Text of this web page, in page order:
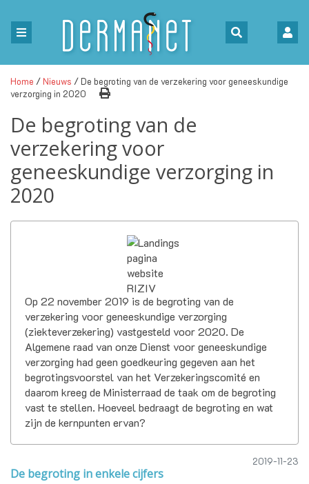
Home /Nieuws / De begroting van de verzekering voor geneeskundige
verzorging in 2020
De begroting van de
verzekering voor
geneeskundige verzorging in
2020
Op 22 november 2019 is de begroting van de
verzekering voor geneeskundige verzorging
(ziekteverzekering) vastgesteld voor 2020. De
Algemene raad van onze Dienst voor geneeskundige
verzorging had geen goedkeuring gegeven aan het
begrotingsvoorstel van het Verzekeringscomité en
daarom kreeg de Ministerraad de taak om de begroting
vast te stellen. Hoeveel bedraagt de begroting en wat
zijn de kernpunten ervan?
2019-11-23
De begroting in enkele cijfers